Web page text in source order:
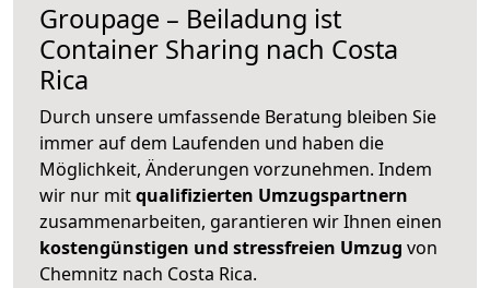
Groupage – Beiladung ist
Container Sharing nach Costa
Rica
Durch unsere umfassende Beratung bleiben Sie
immer auf dem Laufenden und haben die
Möglichkeit, Änderungen vorzunehmen. Indem
wir nur mitqualifizierten Umzugspartnern
zusammenarbeiten, garantieren wir Ihnen einen
kostengünstigen und stressfreien Umzug von
Chemnitz nach Costa Rica.